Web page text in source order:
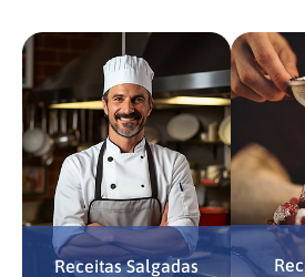
Receitas Salgadas